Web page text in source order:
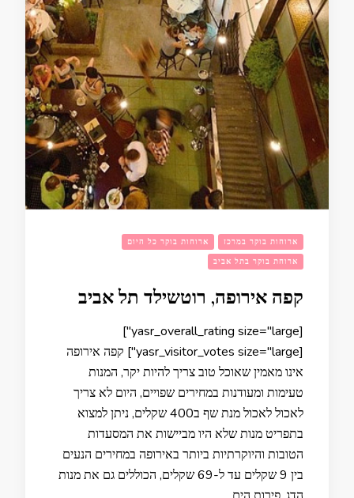
ארוחות בוקר במרכז
ארוחות בוקר כל היום
ארוחת בוקר בתל אביב
קפה אירופה, רוטשילד תל אביב
[yasr_overall_rating size="large"]
[yasr_visitor_votes size="large"] קפה אירופה
אינו מאמין שאוכל טוב צריך להיות יקר, המנות
טעימות ומעודנות במחירים שפויים, היום לא צריך
לאכול לאכול מנת שף ב400 שקלים, ניתן למצוא
בתפריט מנות שלא היו מביישות את המסעדות
הטובות והיוקרתיות ביותר באירופה במחירים הנעים
בין 9 שקלים עד ל-69 שקלים, הכוללים גם את מנות